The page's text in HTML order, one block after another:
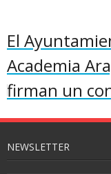
El
Academia
firman un
NEWSLETTER